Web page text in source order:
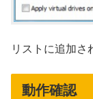
リストに追加さ
動作確認